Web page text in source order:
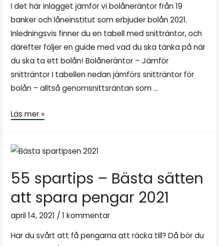
I det här inlägget jämför vi bolåneräntor från 19
banker och låneinstitut som erbjuder bolån 2021.
Inledningsvis finner du en tabell med snitträntor, och
därefter följer en guide med vad du ska tänka på när
du ska ta ett bolån! Bolåneräntor – Jämför
snitträntor I tabellen nedan jämförs snitträntor för
bolån – alltså genomsnittsräntan som …
Läs mer »
55 spartips – Bästa sätten
att spara pengar 2021
april 14, 2021 / 1 kommentar
Har du svårt att få pengarna att räcka till? Då bör du